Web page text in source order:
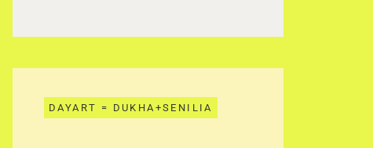
DAYART = DUKHA+SENILIA